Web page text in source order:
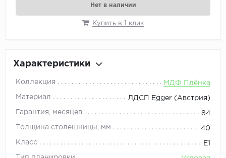
Нет в наличии
Купить в 1 клик
Характеристики
Коллекция МДФ Плёнка
Материал ЛДСП Egger (Австрия)
Гарантия, месяцев 84
Толщина столешницы, мм 40
Класс E1